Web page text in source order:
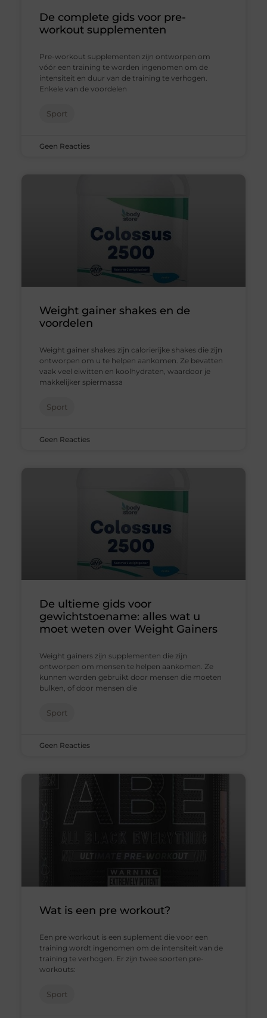
De complete gids voor pre-
workout supplementen
Pre-workout supplementen zijn ontworpen om
vóór een training te worden ingenomen om de
intensiteit en duur van de training te verhogen.
Enkele van de voordelen
Sport
Geen Reacties
Weight gainer shakes en de
voordelen
Weight gainer shakes zijn calorierijke shakes die zijn
ontworpen om u te helpen aankomen. Ze bevatten
vaak veel eiwitten en koolhydraten, waardoor je
makkelijker spiermassa
Sport
Geen Reacties
De ultieme gids voor
gewichtstoename: alles wat u
moet weten over Weight Gainers
Weight gainers zijn supplementen die zijn
ontworpen om mensen te helpen aankomen. Ze
kunnen worden gebruikt door mensen die moeten
bulken, of door mensen die
Sport
Geen Reacties
Wat is een pre workout?
Een pre workout is een suplement die voor een
training wordt ingenomen om de intensiteit van de
training te verhogen. Er zijn twee soorten pre-
workouts:
Sport